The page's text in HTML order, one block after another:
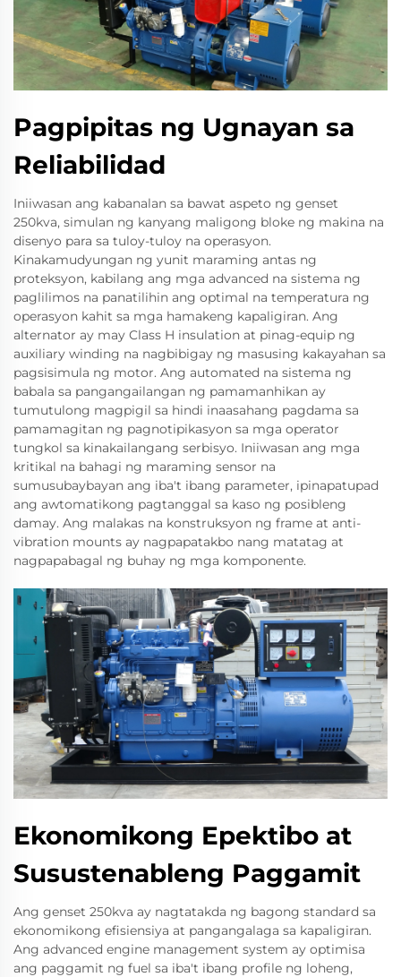
Pagpipitas ng Ugnayan sa
Reliabilidad
Iniiwasan ang kabanalan sa bawat aspeto ng genset
250kva, simulan ng kanyang maligong bloke ng makina na
disenyo para sa tuloy-tuloy na operasyon.
Kinakamudyungan ng yunit maraming antas ng
proteksyon, kabilang ang mga advanced na sistema ng
paglilimos na panatilihin ang optimal na temperatura ng
operasyon kahit sa mga hamakeng kapaligiran. Ang
alternator ay may Class H insulation at pinag-equip ng
auxiliary winding na nagbibigay ng masusing kakayahan sa
pagsisimula ng motor. Ang automated na sistema ng
babala sa pangangailangan ng pamamanhikan ay
tumutulong magpigil sa hindi inaasahang pagdama sa
pamamagitan ng pagnotipikasyon sa mga operator
tungkol sa kinakailangang serbisyo. Iniiwasan ang mga
kritikal na bahagi ng maraming sensor na
sumusubaybayan ang iba't ibang parameter, ipinapatupad
ang awtomatikong pagtanggal sa kaso ng posibleng
damay. Ang malakas na konstruksyon ng frame at anti-
vibration mounts ay nagpapatakbo nang matatag at
nagpapabagal ng buhay ng mga komponente.
Ekonomikong Epektibo at
Susustenableng Paggamit
Ang genset 250kva ay nagtatakda ng bagong standard sa
ekonomikong efisiensiya at pangangalaga sa kapaligiran.
Ang advanced engine management system ay optimisa
ang paggamit ng fuel sa iba't ibang profile ng loheng,